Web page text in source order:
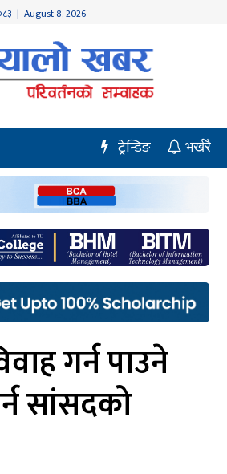
| August 8, 2026
भर्खरै
ट्रेन्डिङ
गर्न पाउने
सांसदको